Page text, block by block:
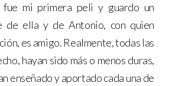
fue mi primera peli y guardo un
de ella y de Antonio, con quien
es amigo. Realmente, todas las
hayan sido más o menos duras,
enseñado y aportado cada una de